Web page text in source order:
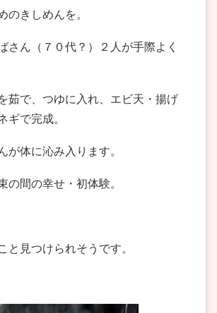
のきしめんを。
さん（７０代？）２人が手際よく
茹で、つゆに入れ、エビ天・揚げ
ギで完成。
が体に沁み入ります。
の間の幸せ・初体験。
と見つけられそうです。